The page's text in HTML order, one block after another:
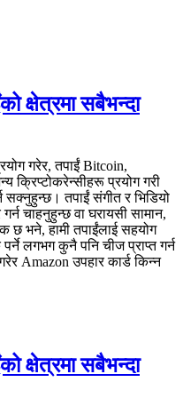
क्षेत्रमा सबैभन्दा
गरेर, तपाईं Bitcoin,
क्रिप्टोकरेन्सीहरू प्रयोग गरी
तपाईं संगीत र भिडियो
चाहनुहुन्छ वा घरायसी सामान,
भने, हामी तपाईंलाई सहयोग
लगभग कुनै पनि चीज प्राप्त गर्न
Amazon उपहार कार्ड किन्न
क्षेत्रमा सबैभन्दा